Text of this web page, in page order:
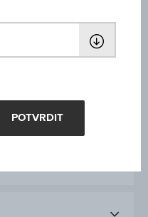
POTVRDIT